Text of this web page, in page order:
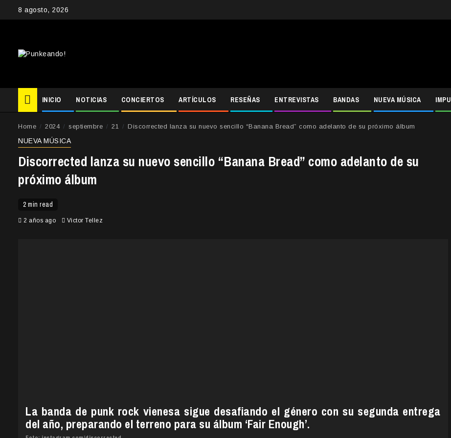
8 agosto, 2026
INICIO NOTICIAS CONCIERTOS ARTÍCULOS RESEÑAS ENTREVISTAS BANDAS NUEVA MÚSICA
Home 2024 septiembre 21 Discorrected lanza su nuevo sencillo “Banana Bread” como adelanto de su próximo álbum
NUEVA MÚSICA
Discorrected lanza su nuevo sencillo “Banana Bread” como adelanto de su
próximo álbum
2 min read
2 años ago Victor Tellez
La banda de punk rock vienesa sigue desafiando el género con su segunda entrega
del año, preparando el terreno para su álbum ‘Fair Enough’.